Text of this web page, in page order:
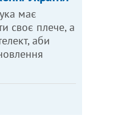
має
своє плече, а
аби